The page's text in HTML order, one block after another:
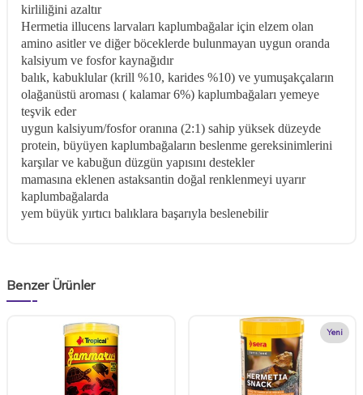
kirliliğini azaltır
Hermetia illucens larvaları kaplumbağalar için elzem olan
amino asitler ve diğer böceklerde bulunmayan uygun oranda
kalsiyum ve fosfor kaynağıdır
balık, kabuklular (krill %10, karides %10) ve yumuşakçaların
olağanüstü aroması ( kalamar 6%) kaplumbağaları yemeye
teşvik eder
uygun kalsiyum/fosfor oranına (2:1) sahip yüksek düzeyde
protein, büyüyen kaplumbağaların beslenme gereksinimlerini
karşılar ve kabuğun düzgün yapısını destekler
mamasına eklenen astaksantin doğal renklenmeyi uyarır
kaplumbağalarda
yem büyük yırtıcı balıklara başarıyla beslenebilir
Benzer Ürünler
Yeni